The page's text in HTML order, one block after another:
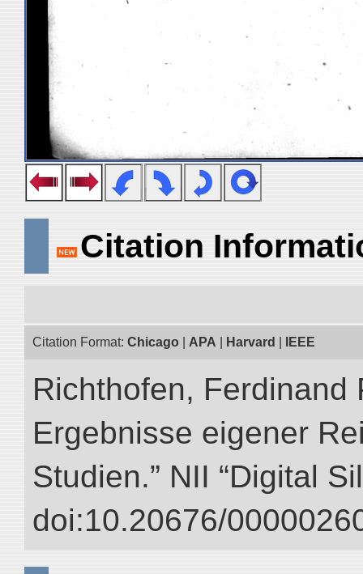
Citation
Citation Format: Chicago APA Harvard IEEE
Richthofen, Ferdinand
Ergebnisse eigener
Studien.” NII “Digital
doi:10.20676/